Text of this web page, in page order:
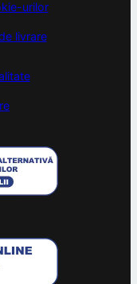
urilor
livrare